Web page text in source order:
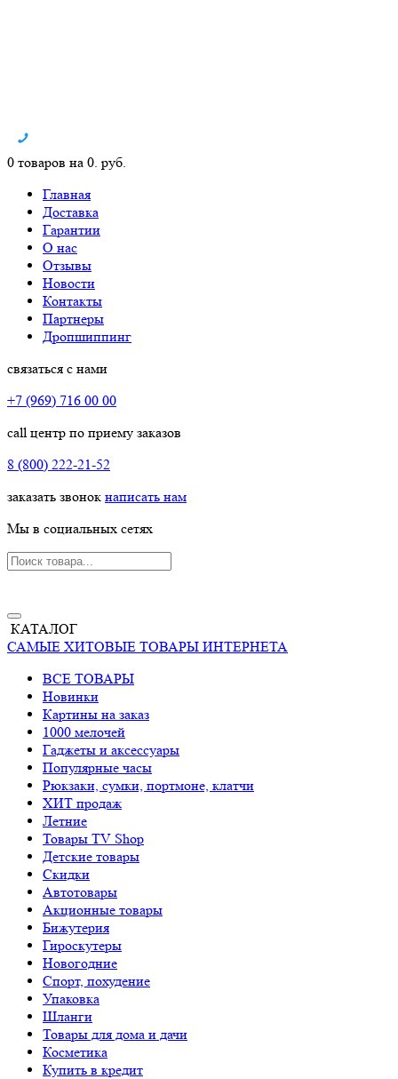
0 товаров на 0. руб.
Главная
Доставка
Гарантии
О нас
Отзывы
Новости
Контакты
Партнеры
Дропшиппинг
связаться с нами
+7 (969) 716 00 00
call центр по приему заказов
8 (800) 222-21-52
заказать звонок написать нам
Мы в социальных сетях
КАТАЛОГ
САМЫЕ ХИТОВЫЕ ТОВАРЫ ИНТЕРНЕТА
ВСЕ ТОВАРЫ
Новинки
Картины на заказ
1000 мелочей
Гаджеты и аксессуары
Популярные часы
Рюкзаки, сумки, портмоне, клатчи
ХИТ продаж
Летние
Товары TV Shop
Детские товары
Cкидки
Автотовары
Акционные товары
Бижутерия
Гироскутеры
Новогодние
Спорт, похудение
Упаковка
Шланги
Товары для дома и дачи
Косметика
Купить в кредит